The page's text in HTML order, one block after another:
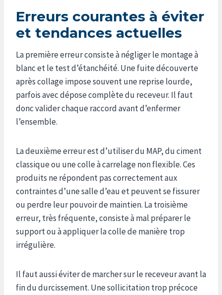
Erreurs courantes à éviter
et tendances actuelles
La première erreur consiste à négliger le montage à
blanc et le test d’étanchéité. Une fuite découverte
après collage impose souvent une reprise lourde,
parfois avec dépose complète du receveur. Il faut
donc valider chaque raccord avant d’enfermer
l’ensemble.
La deuxième erreur est d’utiliser du MAP, du ciment
classique ou une colle à carrelage non flexible. Ces
produits ne répondent pas correctement aux
contraintes d’une salle d’eau et peuvent se fissurer
ou perdre leur pouvoir de maintien. La troisième
erreur, très fréquente, consiste à mal préparer le
support ou à appliquer la colle de manière trop
irrégulière.
Il faut aussi éviter de marcher sur le receveur avant la
fin du durcissement. Une sollicitation trop précoce